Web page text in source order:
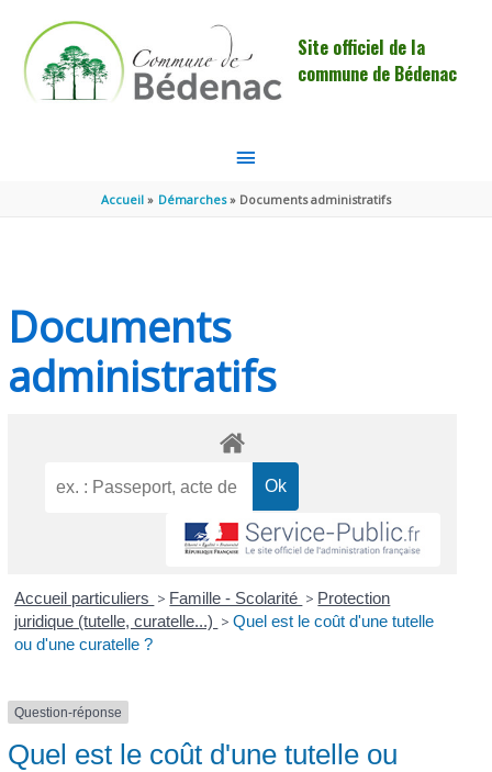
Site officiel de la
commune de Bédenac
MENU
PRINCIPAL
Accueil Démarches Documents administratifs
Documents
administratifs
Accueil particuliers > Famille - Scolarité > Protection
juridique (tutelle, curatelle...) > Quel est le coût d'une tutelle
ou d'une curatelle ?
Question-réponse
Quel est le coût d'une tutelle ou